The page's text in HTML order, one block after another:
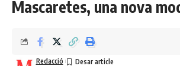
Mascaretes, una nova
Redacció